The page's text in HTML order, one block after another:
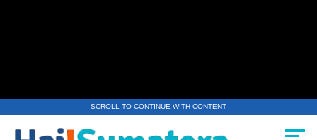
SCROLL TO CONTINUE WITH CONTENT